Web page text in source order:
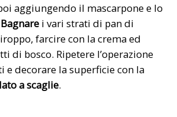
aggiungendo il mascarpone e lo
Bagnare i vari strati di pan di
farcire con la crema ed
di bosco. Ripetere l’operazione
decorare la superficie con la
a scaglie.